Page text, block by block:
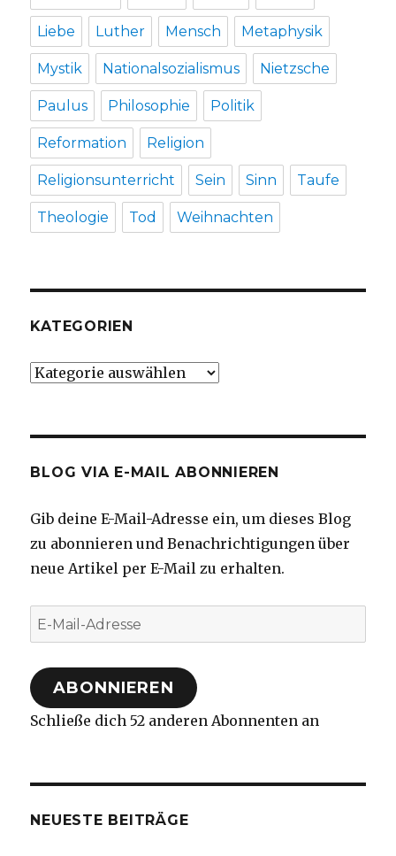
Liebe Luther Mensch Metaphysik
Mystik Nationalsozialismus Nietzsche
Paulus Philosophie Politik
Reformation Religion
Religionsunterricht Sein Sinn Taufe
Theologie Tod Weihnachten
KATEGORIEN
Kategorien
BLOG VIA E-MAIL ABONNIEREN
Gib deine E-Mail-Adresse ein, um dieses Blog
zu abonnieren und Benachrichtigungen über
neue Artikel per E-Mail zu erhalten.
E-
Mail-
Adresse
ABONNIEREN
Schließe dich 52 anderen Abonnenten an
NEUESTE BEITRÄGE